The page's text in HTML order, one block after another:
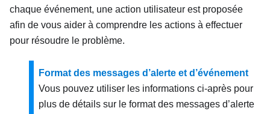
chaque événement, une action utilisateur est proposée
afin de vous aider à comprendre les actions à effectuer
pour résoudre le problème.
Format des messages d’alerte et d’événement
Vous pouvez utiliser les informations ci-après pour
plus de détails sur le format des messages d’alerte